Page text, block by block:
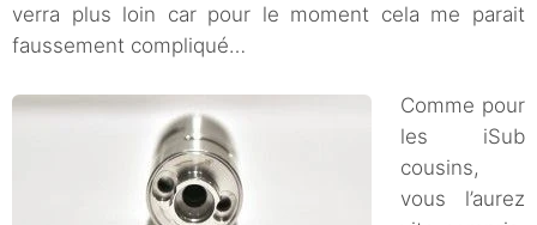
verra plus loin car pour le moment cela me parait
faussement compliqué…
Comme pour
les iSub
cousins,
vous l’aurez